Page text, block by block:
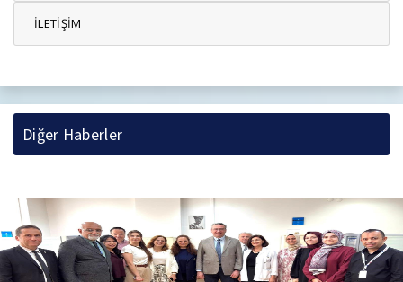
İLETİŞİM
Diğer Haberler